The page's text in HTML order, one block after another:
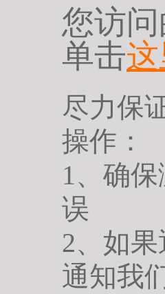
您访
单击这
尽力保
操作：
1、确
误
2、如
通知我